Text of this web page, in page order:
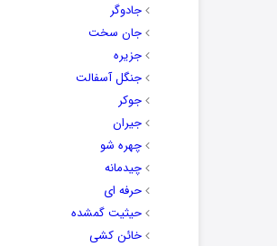
جادوگر
جان سخت
جزیره
جنگل آسفالت
جوکر
جیران
چهره شو
چیدمانه
حرفه ای
حیثیت گمشده
خائن کشی